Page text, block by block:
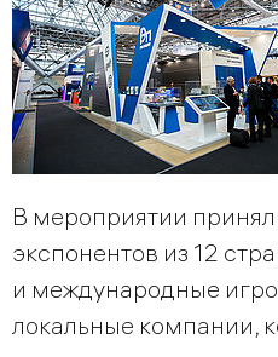
В мероприятии
экспонентов из 12
и международные
локальные компании,